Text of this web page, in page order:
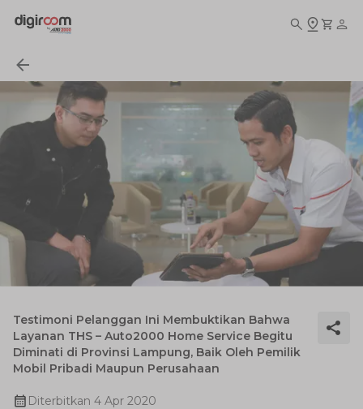
Testimoni Pelanggan Ini Membuktikan Bahwa
Layanan THS – Auto2000 Home Service Begitu
Diminati di Provinsi Lampung, Baik Oleh Pemilik
Mobil Pribadi Maupun Perusahaan
Diterbitkan 4 Apr 2020